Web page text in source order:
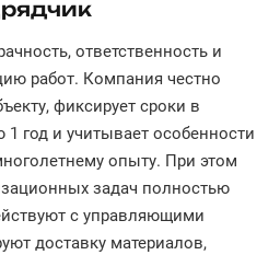
ответственность и
работ. Компания честно
фиксирует сроки в
1 год и учитывает особенности
опыту. При этом
задач полностью
с управляющими
доставку материалов,